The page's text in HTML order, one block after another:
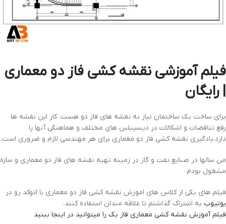
فیلم آموزشی نقشه کشی فاز دو معماری
| رایگان
برای ساخت یک ساختمان نیاز به نقشه های فاز دو هست. کار این نقشه ها
رفع تناقضات و اشکالات در دیسیبلبن های مختلف و هماهنگی آنها را
دارد.یادگیری نقشه کشی فاز دو معماری برای هر مهندسی لازم و ضروری است.
من سالها در صنایع نفت و گاز در زمینه تهیه نقشه های فاز دو معماری و سازه
مشغول بودم
فیلم های یکی از کلاس های اموزش نقشه کشی فاز دو معماری با اتوکد رو در
یوتیوب به اشتراک گذاشتم تا علاقه مندان استفاده کنند.
فیلم آموزش نقشه کشی معماری فاز یک را میتوانید در اینجا ببنید